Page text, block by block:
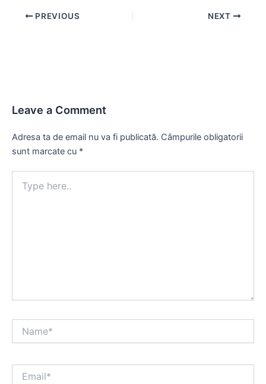
Post PREVIOUS NEXT
Leave a Comment
Adresa ta de email nu va fi publicată. Câmpurile obligatorii
sunt marcate cu *
here..